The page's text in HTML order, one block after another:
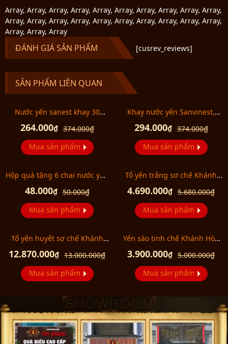
Array, Array, Array, Array, Array, Array, Array, Array, Array, Array,
Array, Array, Array, Array, Array, Array, Array, Array, Array, Array,
Array, Array, Array
ĐÁNH GIÁ SẢN PHẨM [cusrev_reviews]
SẢN PHẨM LIÊN QUAN
Nước yến sanest khay 30
374.000₫
264.000₫
Mua sản phẩm
Khay nước yến Sanvinest,
374.000₫
294.000₫
Mua sản phẩm
Hộp quà tặng 6 chai nước yến
50.000₫
48.000₫
Mua sản phẩm
Tổ yến trắng sơ chế Khánh
5.680.000₫
4.690.000₫
Mua sản phẩm
Tổ yến huyết sơ chế Khánh
13.000.000₫
12.870.000₫
Mua sản phẩm
Yến sào tinh chế Khánh Hòa
5.000.000₫
3.900.000₫
Mua sản phẩm